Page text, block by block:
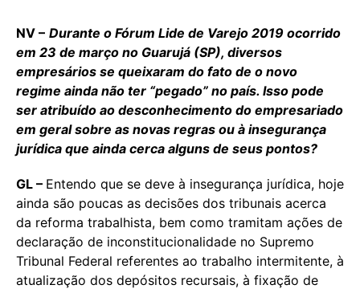
NV – Durante o Fórum Lide de Varejo 2019 ocorrido
em 23 de março no Guarujá (SP), diversos
empresários se queixaram do fato de o novo
regime ainda não ter “pegado” no país. Isso pode
ser atribuído ao desconhecimento do empresariado
em geral sobre as novas regras ou à insegurança
jurídica que ainda cerca alguns de seus pontos?
GL – Entendo que se deve à insegurança jurídica, hoje
ainda são poucas as decisões dos tribunais acerca
da reforma trabalhista, bem como tramitam ações de
declaração de inconstitucionalidade no Supremo
Tribunal Federal referentes ao trabalho intermitente, à
atualização dos depósitos recursais, à fixação de